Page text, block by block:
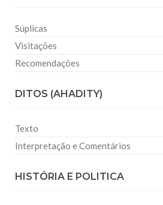
Súplicas
Visitações
Recomendações
DITOS (AHADITY)
Texto
Interpretação e Comentários
HISTÓRIA E POLITICA